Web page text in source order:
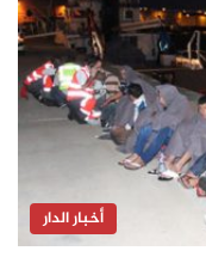
أخبار الدار